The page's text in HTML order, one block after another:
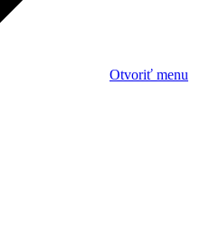
Otvoriť menu